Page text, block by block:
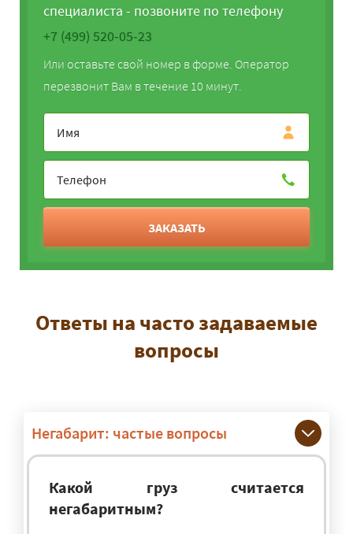
специалиста - позвоните по телефону
+7 (499) 520-05-23
Или оставьте свой номер в форме. Оператор
перезвонит Вам в течение 10 минут.
ЗАКАЗАТЬ
Ответы на часто задаваемые
вопросы
Негабарит: частые вопросы
Какой груз считается
негабаритным?